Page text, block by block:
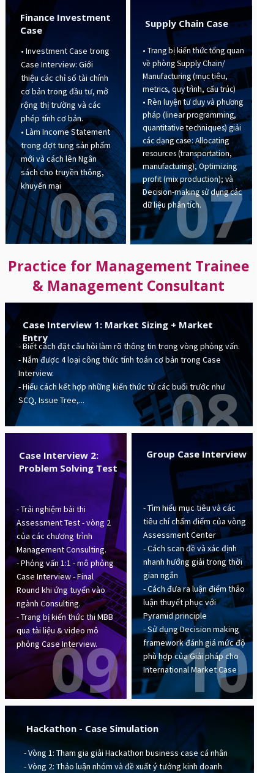
- Biết cách đặt câu hỏi làm rõ thông tin trong vòng phỏng vấn.
- Nắm được 4 loại công thức tính toán cơ bản trong Case
Interview.
- Hiểu cách kết hợp những kiến thức từ các buổi trước như
SCQ, Issue Tree,...
Case Interview 1: Market Sizing + Market
Entry
08
- Trải nghiệm bài thi
Assessment Test - vòng 2
của các chương trình
Management Consulting.
- Phỏng vấn 1:1 - mô phỏng
Case Interview - Final
Round khi ứng tuyển vào
ngành Consulting.
- Trang bị kiến thức thi MBB
qua tài liệu & video mô
phỏng Case Interview.
Case Interview 2:
Problem Solving Test
09
- Tìm hiểu mục tiêu và các
tiêu chí chấm điểm của vòng
Assessment Center
- Cách scan đề và xác định
nhanh hướng giải trong thời
gian ngắn
- Cách đưa ra luận điểm thảo
luận thuyết phục với
Pyramid principle
- Sử dụng Decision making
framework đánh giá mức độ
phù hợp của Giải pháp cho
International Market Case
Group Case Interview
10
- Vòng 1: Tham gia giải Hackathon business case cá nhân
- Vòng 2: Thảo luận nhóm và đề xuất ý tưởng kinh doanh
Hackathon - Case Simulation
Practice for Management Trainee
& Management Consultant
• Investment Case trong
Case Interview: Giới
thiệu các chỉ số tài chính
cơ bản trong đầu tư, mở
rộng thị trường và các
phép tính cơ bản.
• Làm Income Statement
trong đợt tung sản phẩm
mới và cách lên Ngân
sách cho truyền thông,
khuyến mại
Finance Investment
Case
06
• Trang bị kiến thức tổng quan
về phòng Supply Chain/
Manufacturing (mục tiêu,
metrics, quy trình, cấu trúc)
• Rèn luyện tư duy và phương
pháp (linear programming,
quantitative techniques) giải
các dạng case: Allocating
resources (transportation,
manufacturing), Optimizing
profit (mix production); và
Decision-making sử dụng các
dữ liệu phân tích.
Supply Chain Case
07